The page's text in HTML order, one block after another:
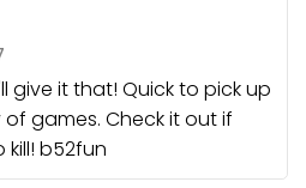
give it that! Quick to pick up
games. Check it out if
b52fun